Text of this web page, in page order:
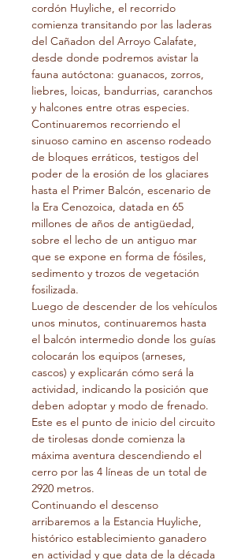
cordón Huyliche, el recorrido
comienza transitando por las laderas
del Cañadon del Arroyo Calafate,
desde donde podremos avistar la
fauna autóctona: guanacos, zorros,
liebres, loicas, bandurrias, caranchos
y halcones entre otras especies.
Continuaremos recorriendo el
sinuoso camino en ascenso rodeado
de bloques erráticos, testigos del
poder de la erosión de los glaciares
hasta el Primer Balcón, escenario de
la Era Cenozoica, datada en 65
millones de años de antigüedad,
sobre el lecho de un antiguo mar
que se expone en forma de fósiles,
sedimento y trozos de vegetación
fosilizada.
Luego de descender de los vehículos
unos minutos, continuaremos hasta
el balcón intermedio donde los guías
colocarán los equipos (arneses,
cascos) y explicarán cómo será la
actividad, indicando la posición que
deben adoptar y modo de frenado.
Este es el punto de inicio del circuito
de tirolesas donde comienza la
máxima aventura descendiendo el
cerro por las 4 líneas de un total de
2920 metros.
Continuando el descenso
arribaremos a la Estancia Huyliche,
histórico establecimiento ganadero
en actividad y que data de la década